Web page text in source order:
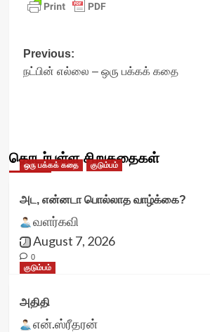
Post
navigation
Previous:
நட்பின் எல்லை – ஒரு பக்கக் கதை
தொடர்புள்ள சிறுகதைகள்
ஒரு பக்கக் கதை குடும்பம்
அட, என்னடா பொல்லாத வாழ்க்கை?
வளர்கவி
August 7, 2026
0
குடும்பம்
அதிதி
என்.ஸ்ரீதரன்